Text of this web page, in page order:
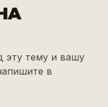
эту тему и вашу
в